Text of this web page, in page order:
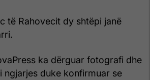
të Rahovecit dy shtëpi janë
ka dërguar fotografi dhe
ngjarjes duke konfirmuar se